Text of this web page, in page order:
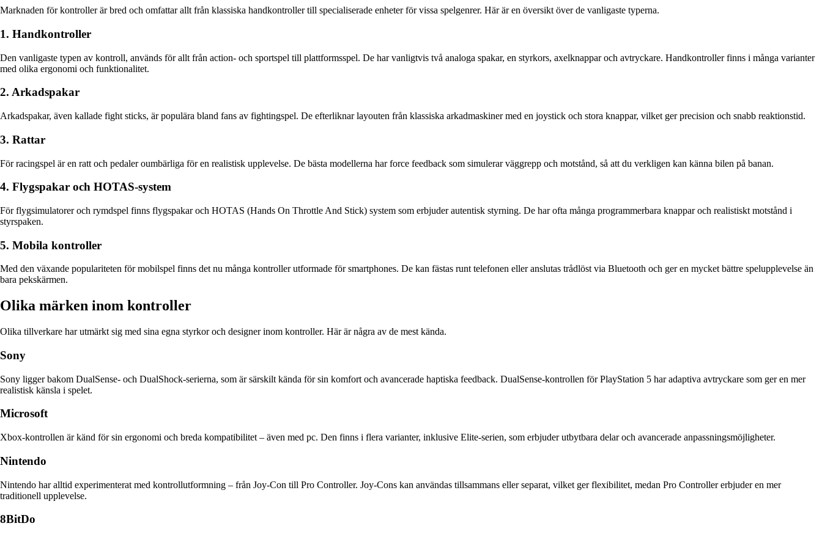
Marknaden för kontroller är bred och omfattar allt från klassiska handkontroller till specialiserade enheter för vissa spelgenrer. Här är en översikt över de vanligaste typerna.
1. Handkontroller
Den vanligaste typen av kontroll, används för allt från action- och sportspel till plattformsspel. De har vanligtvis två analoga spakar, en styrkors, axelknappar och avtryckare. Handkontroller finns i många varianter
med olika ergonomi och funktionalitet.
2. Arkadspakar
Arkadspakar, även kallade fight sticks, är populära bland fans av fightingspel. De efterliknar layouten från klassiska arkadmaskiner med en joystick och stora knappar, vilket ger precision och snabb reaktionstid.
3. Rattar
För racingspel är en ratt och pedaler oumbärliga för en realistisk upplevelse. De bästa modellerna har force feedback som simulerar väggrepp och motstånd, så att du verkligen kan känna bilen på banan.
4. Flygspakar och HOTAS-system
För flygsimulatorer och rymdspel finns flygspakar och HOTAS (Hands On Throttle And Stick) system som erbjuder autentisk styrning. De har ofta många programmerbara knappar och realistiskt motstånd i
styrspaken.
5. Mobila kontroller
Med den växande populariteten för mobilspel finns det nu många kontroller utformade för smartphones. De kan fästas runt telefonen eller anslutas trådlöst via Bluetooth och ger en mycket bättre spelupplevelse än
bara pekskärmen.
Olika märken inom kontroller
Olika tillverkare har utmärkt sig med sina egna styrkor och designer inom kontroller. Här är några av de mest kända.
Sony
Sony ligger bakom DualSense- och DualShock-serierna, som är särskilt kända för sin komfort och avancerade haptiska feedback. DualSense-kontrollen för PlayStation 5 har adaptiva avtryckare som ger en mer
realistisk känsla i spelet.
Microsoft
Xbox-kontrollen är känd för sin ergonomi och breda kompatibilitet – även med pc. Den finns i flera varianter, inklusive Elite-serien, som erbjuder utbytbara delar och avancerade anpassningsmöjligheter.
Nintendo
Nintendo har alltid experimenterat med kontrollutformning – från Joy-Con till Pro Controller. Joy-Cons kan användas tillsammans eller separat, vilket ger flexibilitet, medan Pro Controller erbjuder en mer
traditionell upplevelse.
8BitDo